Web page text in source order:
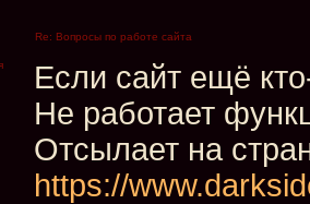
Re: Вопросы по работе сайта
Если сайт ещё
Не работает
Отсылает на
https://